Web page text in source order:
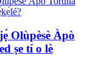
Olùpèsè Àpò
ṣe tí o lè